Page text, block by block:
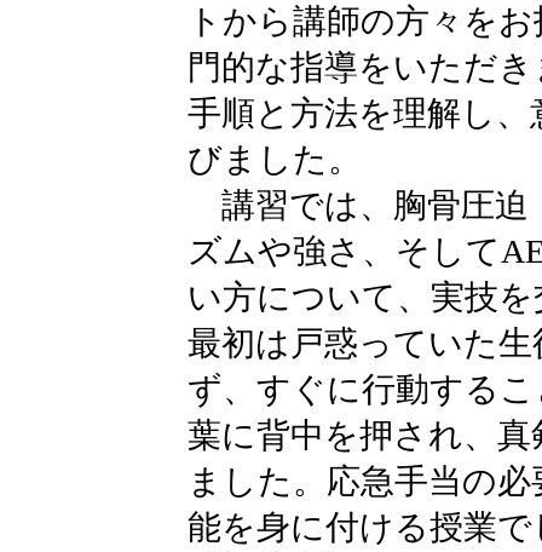
トから講師の方々を
門的な指導をいただ
手順と方法を理解し
びました。
講習では、胸骨圧迫
ズムや強さ、そして
い方について、実技
最初は戸惑っていた
ず、すぐに行動する
葉に背中を押され、
ました。応急手当の
能を身に付ける授業で